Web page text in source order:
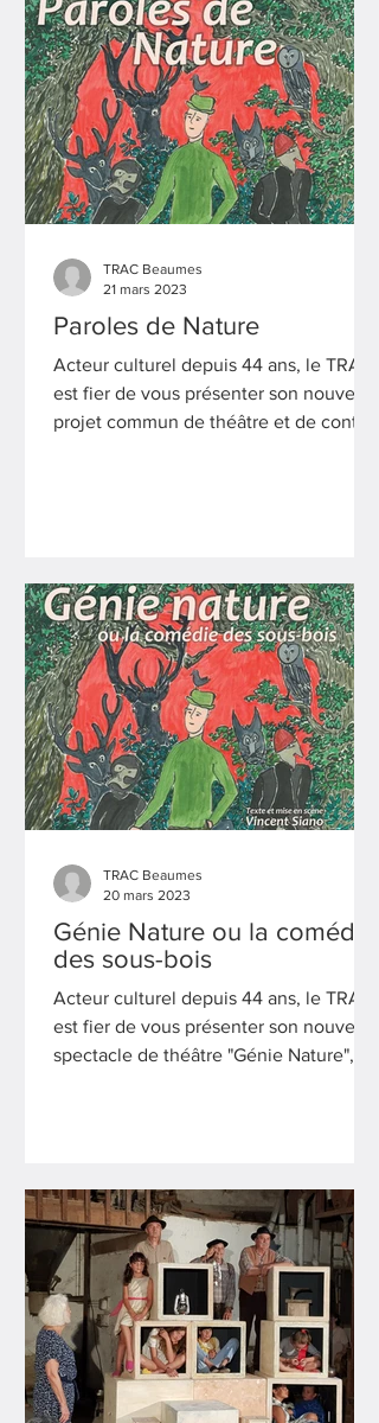
Paroles de Nature
Acteur culturel depuis 44 ans, le TRAC
est fier de vous présenter son nouveau
projet commun de théâtre et de contes,
TRAC Beaumes
21 mars 2023
Génie Nature ou la comédie
des sous-bois
Acteur culturel depuis 44 ans, le TRAC
est fier de vous présenter son nouveau
spectacle de théâtre "Génie Nature",
TRAC Beaumes
20 mars 2023